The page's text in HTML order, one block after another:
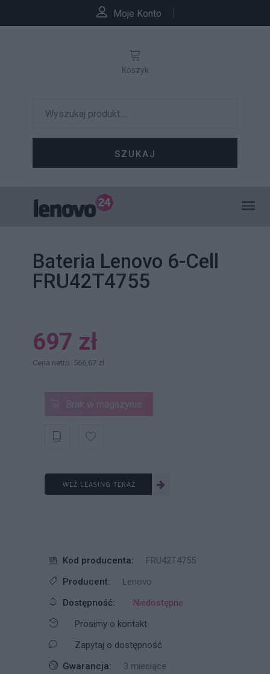
Moje Konto
SZUKAJ
Koszyk
Bateria Lenovo 6-Cell
FRU42T4755
697 zł
Cena netto: 566,67 zł
Brak w magazynie
WEŹ LEASING TERAZ
Kod producenta:
FRU42T4755
Producent:
Lenovo
Dostępność:
Niedostępne
Prosimy o kontakt
Zapytaj o dostępność
Gwarancja:
3 miesiące